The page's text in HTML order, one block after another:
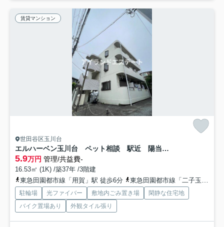
賃貸マンション
世田谷区玉川台
エルハーベン玉川台 ペット相談 駅近 陽当たり良好
5.9万円 管理/共益費-
16.53㎡ (1K) /築37年 /3階建
東急田園都市線「用賀」駅 徒歩6分
東急田園都市線「二子玉川」駅 徒歩20分
駐輪場 光ファイバー 敷地内ごみ置き場
閑静な住宅地
バイク置場あり
外観タイル張り